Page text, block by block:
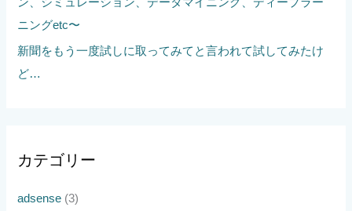
ニングetc〜
新聞をもう一度試しに取ってみてと言われて試してみたけ
ど…
カテゴリー
adsense (3)